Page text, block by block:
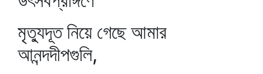
মৃত্যুদূত নিয়ে গেছে আমার
আনন্দদীপগুলি,